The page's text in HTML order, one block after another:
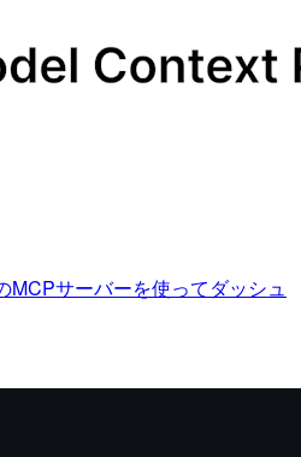
サーバーを使ってダッシュ